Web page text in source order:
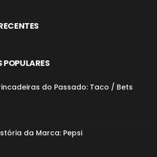
do Passado: Taco / Bets
da Marca: Pepsi